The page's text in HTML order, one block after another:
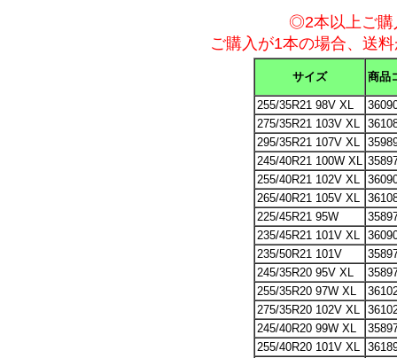
◎2本以上ご購
ご購入が1本の場合、送
サイズ 商品
255/35R21 98V XL
275/35R21 103V XL
295/35R21 107V XL
245/40R21 100W XL
255/40R21 102V XL
265/40R21 105V XL
225/45R21 95W
235/45R21 101V XL
235/50R21 101V
245/35R20 95V XL
255/35R20 97W XL
275/35R20 102V XL
245/40R20 99W XL
255/40R20 101V XL